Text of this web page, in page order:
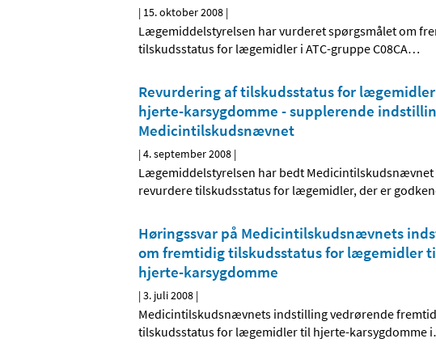
| 15. oktober 2008 |
Lægemiddelstyrelsen har vurderet spørgsmålet om
tilskudsstatus for lægemidler i ATC-gruppe C08CA…
Revurdering af tilskudsstatus for
hjerte-karsygdomme - supplerende
Medicintilskudsnævnet
|4. september 2008 |
Lægemiddelstyrelsen har bedt Medicintilskudsnævnet
revurdere tilskudsstatus for lægemidler, der er
Høringssvar på Medicintilskudsnævnets
om fremtidig tilskudsstatus for lægemidler
hjerte-karsygdomme
|3. juli 2008 |
Medicintilskudsnævnets indstilling vedrørende
tilskudsstatus for lægemidler til hjerte-karsygdomme i